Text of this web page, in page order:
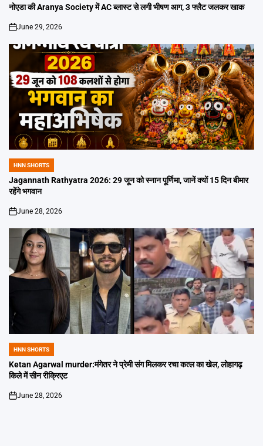
IN
नोएडा की Aranya Society में AC ब्लास्ट से लगी भीषण आग, 3 फ्लैट जलकर खाक
on
June 29, 2026
POSTED
IN
HNN SHORTS
Jagannath Rathyatra 2026: 29 जून को स्नान पूर्णिमा, जानें क्यों 15 दिन बीमार
रहेंगे भगवान
on
June 28, 2026
POSTED
IN
HNN SHORTS
Ketan Agarwal murder:मंगेतर ने प्रेमी संग मिलकर रचा कत्ल का खेल, लोहागढ़
किले में सीन रीक्रिएट
on
June 28, 2026